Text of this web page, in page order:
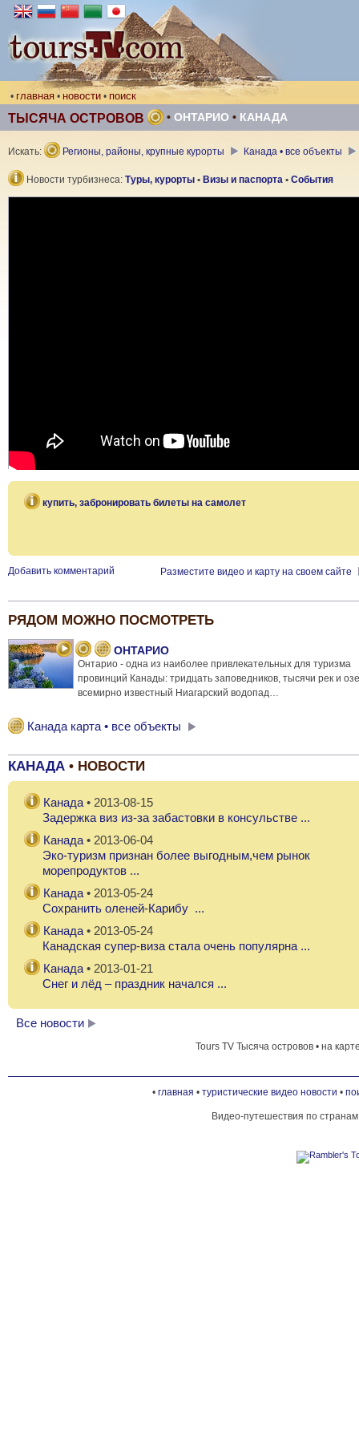
• главная • новости • поиск
ТЫСЯЧА ОСТРОВОВ • ОНТАРИО • КАНАДА
Искать: Регионы, районы, крупные курорты Канада • все объекты
Новости турбизнеса: Туры, курорты • Визы и паспорта • События
купить, забронировать билеты на самолет
Добавить комментарий Разместите видео и карту на своем сайте
РЯДОМ МОЖНО ПОСМОТРЕТЬ
ОНТАРИО
Онтарио - одна из наиболее привлекательных для туризма
провинций Канады: тридцать заповедников, тысячи рек и
всемирно известный Ниагарский водопад…
Канада карта • все объекты
КАНАДА • НОВОСТИ
Канада • 2013-08-15
Задержка виз из-за забастовки в консульстве ...
Канада • 2013-06-04
Эко-туризм признан более выгодным,чем рынок
морепродуктов ...
Канада • 2013-05-24
Сохранить оленей-Карибу ...
Канада • 2013-05-24
Канадская супер-виза стала очень популярна ...
Канада • 2013-01-21
Снег и лёд – праздник начался ...
Все новости
Tours TV Тысяча островов • на
• главная • туристические видео новости •
Видео-путешествия по